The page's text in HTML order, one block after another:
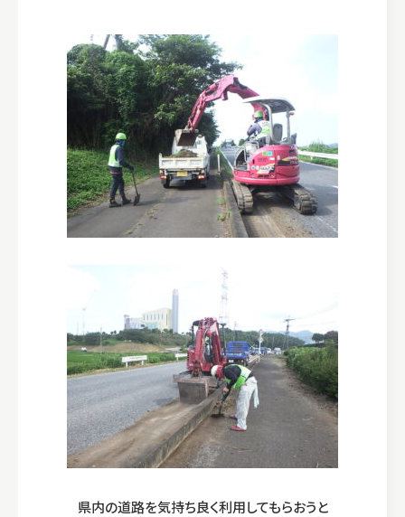
県内の道路を気持ち良く利用してもらおうと